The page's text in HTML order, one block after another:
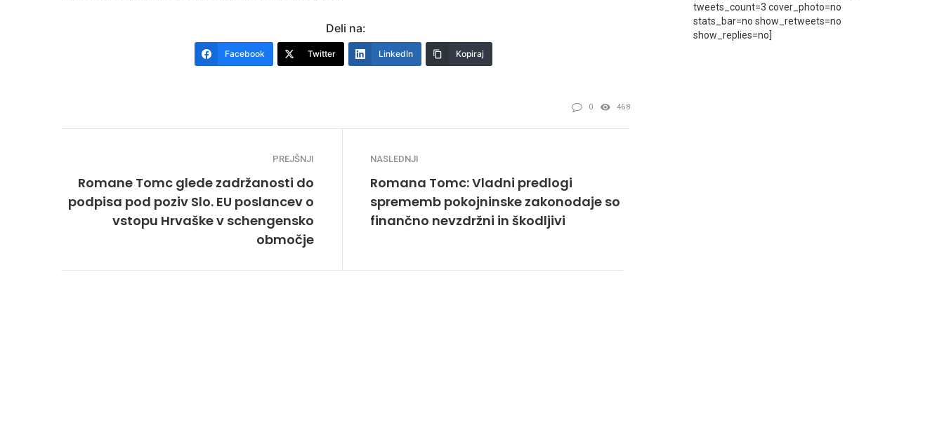
Deli na:
Facebook Twitter LinkedIn Kopiraj
0 468
PREJŠNJI
Romane Tomc glede zadržanosti do
podpisa pod poziv Slo. EU poslancev o
vstopu Hrvaške v schengensko
območje
NASLEDNJI
Romana Tomc: Vladni predlogi
sprememb pokojninske zakonodaje so
finančno nevzdržni in škodljivi
tweets_count=3 cover_photo=no
stats_bar=no show_retweets=no
show_replies=no]